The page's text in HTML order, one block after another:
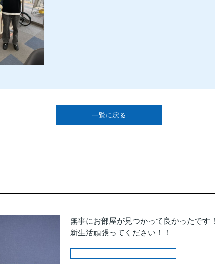
一覧に戻る
無事にお部屋が見つかって良かったです！
新生活頑張ってください！！